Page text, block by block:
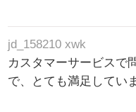
jd_158210 xwk
カスタマーサービスで
で、とても満足してい